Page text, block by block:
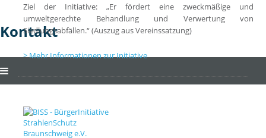
Kontakt
Ziel der Initiative: „Er fördert eine zweckmäßige und
umweltgerechte Behandlung und Verwertung von
Siedlungsabfällen.“ (Auszug aus Vereinssatzung)
Mehr Informationen zur Initiative